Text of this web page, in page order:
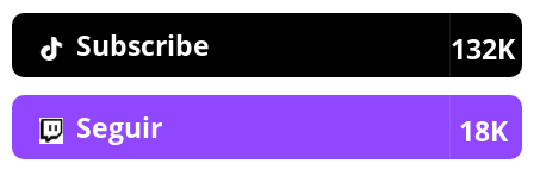
Subscribe 132K
Seguir 18K